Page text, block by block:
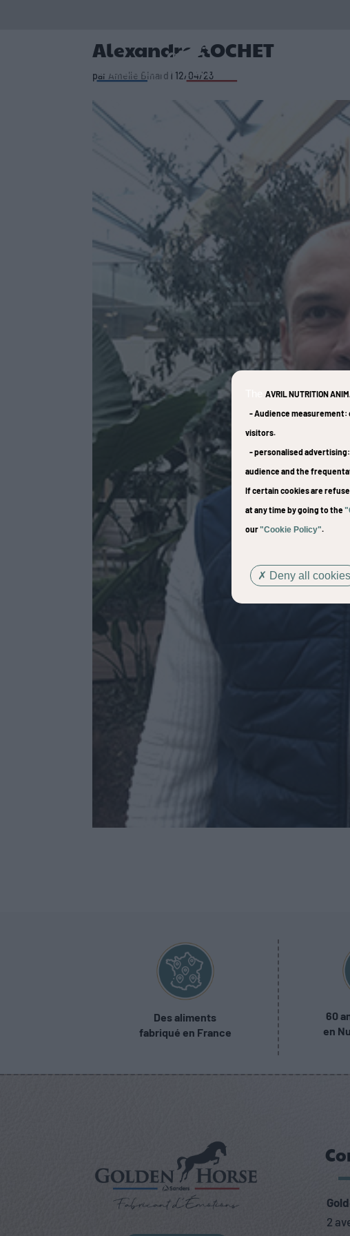
Alexandre ROCHET
par Amelie Binard | 12/04/23
Des aliments
fabriqué en France
60
en
2
AVRIL NUTRITION
- Audience measurement:
visitors.
-personalised advertising
audience and the
If certain cookies are
at any time by going to the
our"Cookie Policy".
Deny all cookies